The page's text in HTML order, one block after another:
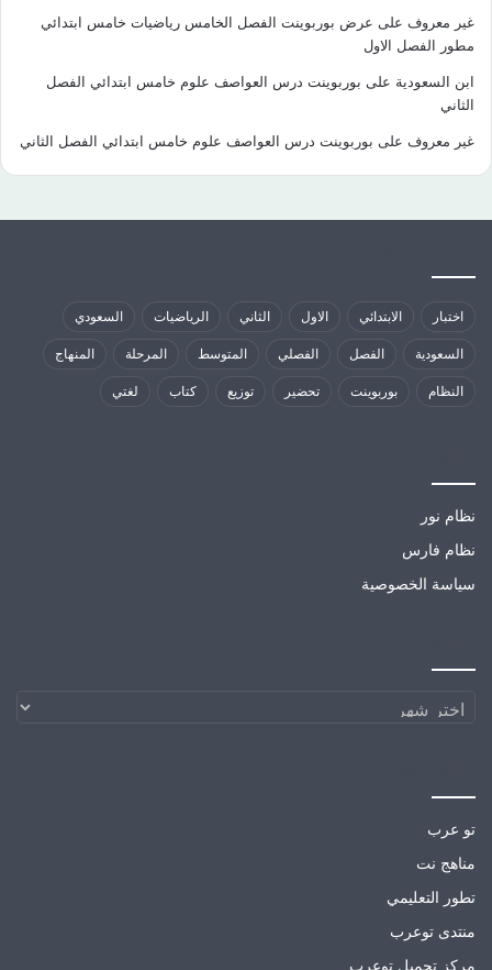
غير معروف على عرض بوربوينت الفصل الخامس رياضيات خامس ابتدائي
مطور الفصل الاول
ابن السعودية على بوربوينت درس العواصف علوم خامس ابتدائي الفصل
الثاني
غير معروف على بوربوينت درس العواصف علوم خامس ابتدائي الفصل الثاني
اختبار الابتدائي الاول الثاني الرياضيات السعودي
السعودية الفصل الفصلي المتوسط المرحلة المنهاج
النظام بوربوينت تحضير توزيع كتاب لغتي
نظام نور
نظام فارس
سياسة الخصوصية
الارشيف
تو عرب
مناهج نت
تطور التعليمي
منتدى توعرب
مركز تحميل توعرب